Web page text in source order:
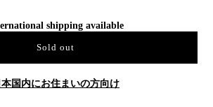
shipping available
Sold out
本国内にお住まいの方向け